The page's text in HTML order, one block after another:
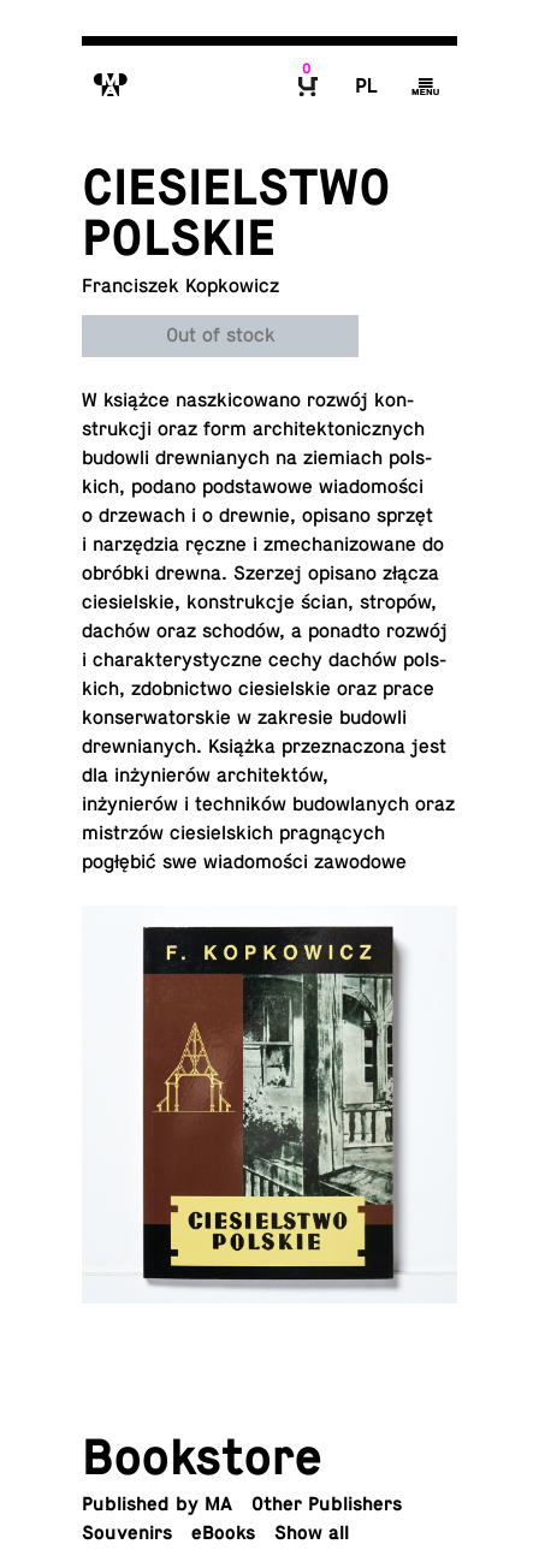
M
0
P g
CIESIELSTWO
POLSKIE
Franciszek Kopkowicz
Out of stock
W książce nasz­ki­cow­ano rozwój kon­
strukcji oraz form ar­chitek­ton­icznych
budowli drew­ni­anych na ziemi­ach pol­s­
kich, podano pod­sta­wowe wiadomości
o drzewach i o drewnie, opisano sprzęt
i narzędzia ręczne i zmech­a­ni­zowane do
obróbki drewna. Szerzej opisano złącza
ciesiel­skie, kon­strukcje ścian, stropów,
dachów oraz schodów, a ponadto rozwój
i charak­terysty­czne cechy dachów pol­s­
kich, zdob­nictwo ciesiel­skie oraz prace
kon­ser­wa­torskie w za­kre­sie budowli
drew­ni­anych. Książka przez­nac­zona jest
dla inżynierów ar­chitektów,
inżynierów i techników bu­dowlanych oraz
mistrzów ciesiel­s­kich pragnących
pogłębić swe wiadomości zawodowe
Book­store
Pub­lished by MA
Other Publishers
Sou­venirs
eBooks Show all